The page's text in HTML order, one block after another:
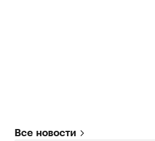
Все новости